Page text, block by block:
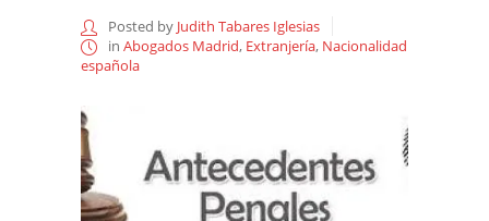
Posted by Judith Tabares Iglesias
in Abogados Madrid, Extranjería, Nacionalidad
española